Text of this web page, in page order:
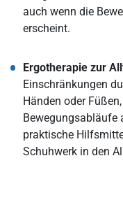
auch wenn die
erscheint.
Ergotherapie zur
Einschränkungen
Händen oder
Bewegungsabläufe
praktische
Schuhwerk in den